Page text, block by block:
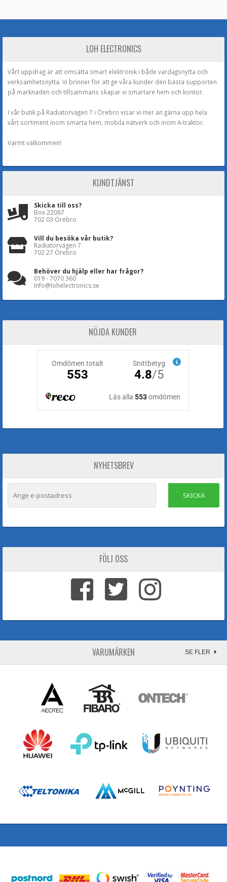
LOH ELECTRONICS
Vårt uppdrag är att omsätta smart elektronik i både vardagsnytta och
verksamhetsnytta. Vi brinner för att ge våra kunder den bästa supporten
på marknaden och tillsammans skapar vi smartare hem och kontor.
I vår butik på Radiatorvägen 7 i Örebro visar vi mer än gärna upp hela
vårt sortiment inom smarta hem, mobila nätverk och inom A-traktor.
Varmt välkommen!
KUNDTJÄNST
Skicka till oss?
Box 22067
702 03 Örebro
Vill du besöka vår butik?
Radiatorvägen 7
702 27 Örebro
Behöver du hjälp eller har frågor?
019 - 7070 360
Info@lohelectronics.se
NÖJDA KUNDER
NYHETSBREV
SKICKA
FÖLJ OSS
VARUMÄRKEN SE FLER